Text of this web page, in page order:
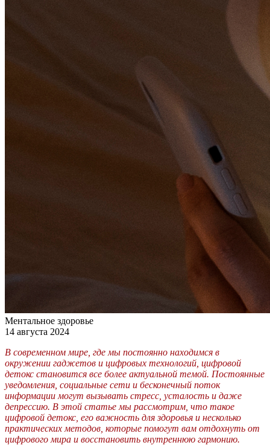
Ментальное здоровье
14 августа 2024
В современном мире, где мы постоянно находимся в
окружении гаджетов и цифровых технологий, цифровой
детокс становится все более актуальной темой. Постоянные
уведомления, социальные сети и бесконечный поток
информации могут вызывать стресс, усталость и даже
депрессию. В этой статье мы рассмотрим, что такое
цифровой детокс, его важность для здоровья и несколько
практических методов, которые помогут вам отдохнуть от
цифрового мира и восстановить внутреннюю гармонию.